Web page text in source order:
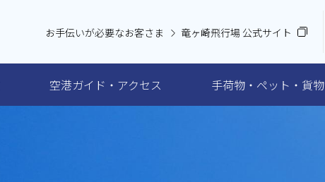
お手伝いが必要なお客さま 竜ヶ崎飛行場 公式サイト
空港ガイド・アクセス 手荷物・ペット・貨物